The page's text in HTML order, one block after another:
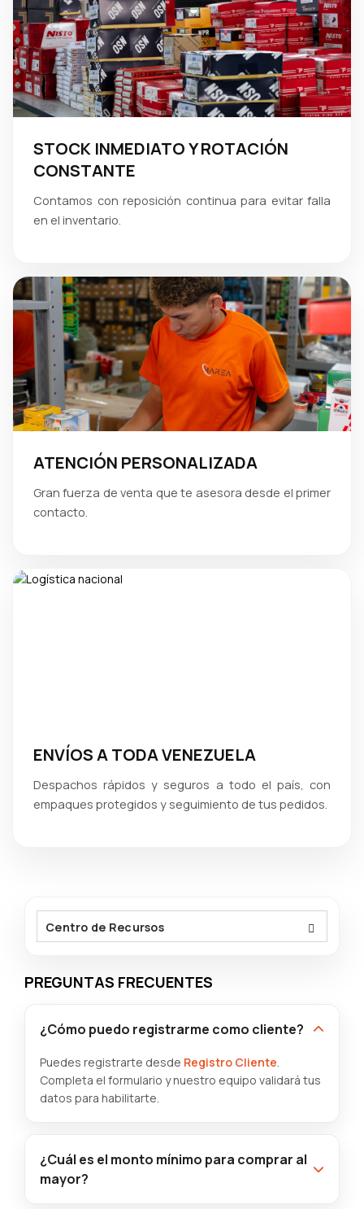
STOCK INMEDIATO Y ROTACIÓN
CONSTANTE
Contamos con reposición continua para evitar falla
en el inventario.
ATENCIÓN PERSONALIZADA
Gran fuerza de venta que te asesora desde el primer
contacto.
ENVÍOS A TODA VENEZUELA
Despachos rápidos y seguros a todo el país, con
empaques protegidos y seguimiento de tus pedidos.
Centro de Recursos
PREGUNTAS FRECUENTES
¿Cómo puedo registrarme como cliente?
Puedes registrarte desde Registro Cliente.
Completa el formulario y nuestro equipo validará tus
datos para habilitarte.
¿Cuál es el monto mínimo para comprar al
mayor?